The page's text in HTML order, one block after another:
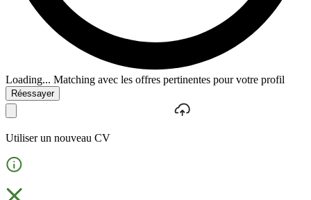
Loading... Matching avec les offres pertinentes pour votre profil
Réessayer
Utiliser un nouveau CV